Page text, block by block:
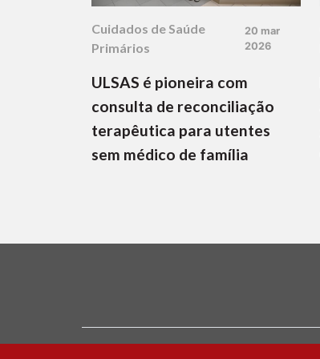
Cuidados de Saúde
Primários
20 mar
2026
ULSAS é pioneira com
consulta de reconciliação
terapêutica para utentes
sem médico de família